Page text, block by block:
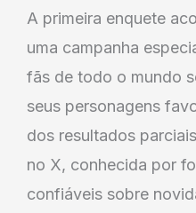
A primeira enquete
uma campanha
fãs de todo o mundo
seus personagens
dos resultados
no X, conhecida por
confiáveis sobre